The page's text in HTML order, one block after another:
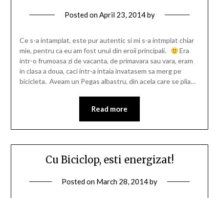
Posted onApril 23, 2014by
Ce s-a intamplat, este pur autentic si mi s-a intmplat chiar
mie, pentru ca eu am fost unul din eroii principali.
Era
intr-o frumoasa zi de vacanta, de primavara sau vara, eram
in clasa a doua, caci intr-a intaia invatasem sa merg pe
bicicleta. Aveam un Pegas albastru, din acela care se plia…
Read more
Cu Biciclop, esti energizat!
Posted on March 28, 2014by